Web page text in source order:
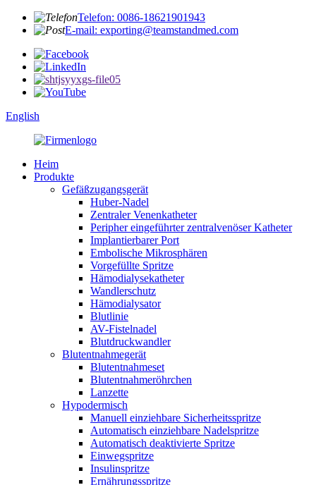
Telefon: 0086-18621901943
E-mail: exporting@teamstandmed.com
English
Heim
Produkte
Gefäßzugangsgerät
Huber-Nadel
Zentraler Venenkatheter
Peripher eingeführter zentralvenöser Katheter
Implantierbarer Port
Embolische Mikrosphären
Vorgefüllte Spritze
Hämodialysekatheter
Wandlerschutz
Hämodialysator
Blutlinie
AV-Fistelnadel
Blutdruckwandler
Blutentnahmegerät
Blutentnahmeset
Blutentnahmeröhrchen
Lanzette
Hypodermisch
Manuell einziehbare Sicherheitsspritze
Automatisch einziehbare Nadelspritze
Automatisch deaktivierte Spritze
Einwegspritze
Insulinspritze
Ernährungsspritze